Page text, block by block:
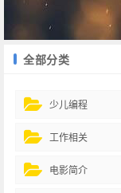
全部分类
少儿编程
工作相关
电影简介